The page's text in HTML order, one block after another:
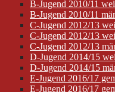
B-Jugend 2010/11
B-Jugend 2010/11
C-Jugend 2012/13
C-Jugend 2012/13
C-Jugend 2012/13
D-Jugend 2014/15
D-Jugend 2014/15
E-Jugend 2016/17
E-Jugend 2016/17